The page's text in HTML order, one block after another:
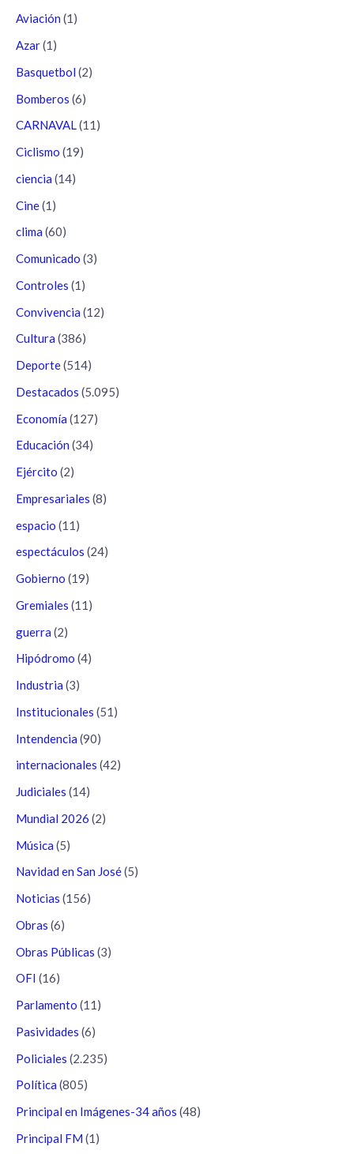
Aviación (1)
Azar(1)
Basquetbol (2)
Bomberos (6)
CARNAVAL(11)
Ciclismo (19)
ciencia (14)
Cine(1)
clima (60)
Comunicado (3)
Controles (1)
Convivencia (12)
Cultura (386)
Deporte(514)
Destacados (5.095)
Economía (127)
Educación (34)
Ejército (2)
Empresariales (8)
espacio (11)
espectáculos (24)
Gobierno (19)
Gremiales (11)
guerra (2)
Hipódromo (4)
Industria (3)
Institucionales (51)
Intendencia (90)
internacionales (42)
Judiciales (14)
Mundial 2026 (2)
Música (5)
Navidad en San José(5)
Noticias (156)
Obras (6)
Obras Públicas (3)
OFI (16)
Parlamento (11)
Pasividades (6)
Policiales (2.235)
Política (805)
Principal en Imágenes-34 años (48)
Principal FM (1)